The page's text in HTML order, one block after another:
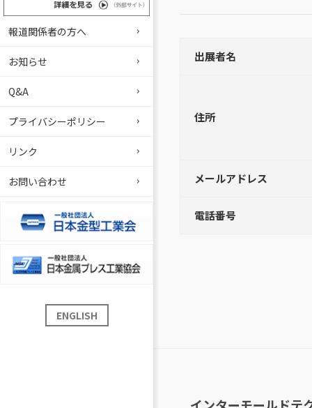
報道関係者の方へ
お知らせ
Q&A
プライバシーポリシー
リンク
お問い合わせ
ENGLISH
出展者名
住所
メールアドレス
電話番号